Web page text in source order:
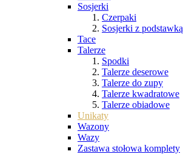
Sosjerki
Czerpaki
Sosjerki z podstawką
Tace
Talerze
Spodki
Talerze deserowe
Talerze do zupy
Talerze kwadratowe
Talerze obiadowe
Unikaty
Wazony
Wazy
Zastawa stołowa komplety